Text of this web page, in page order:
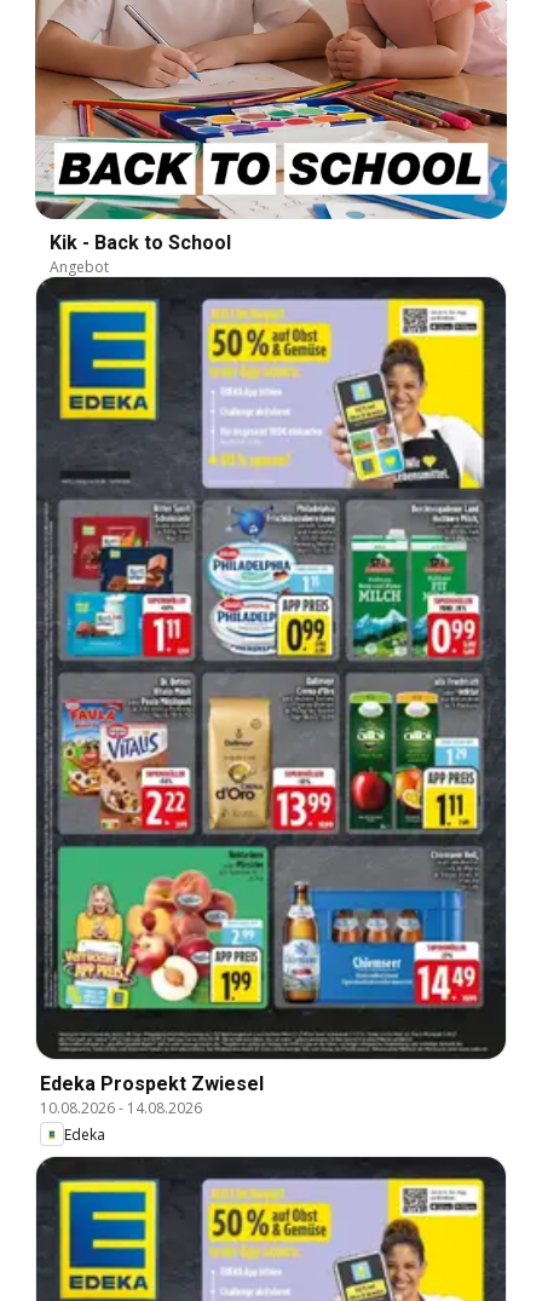
Kik - Back to School
Angebot
Edeka Prospekt Zwiesel
10.08.2026- 14.08.2026
Edeka